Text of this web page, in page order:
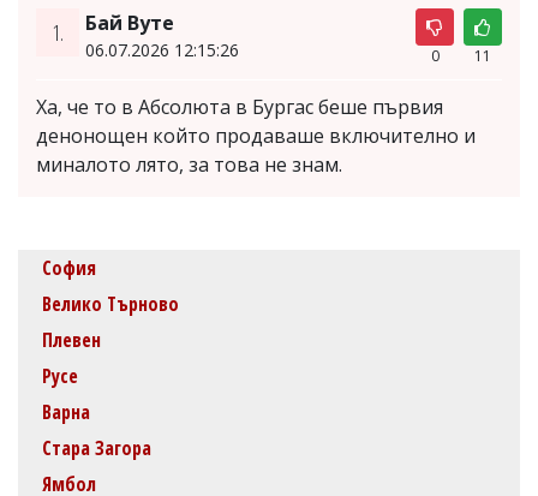
1. Бай Вуте
06.07.2026 12:15:26 0 11
Ха, че то в Абсолюта в Бургас беше първия
денонощен който продаваше включително и
миналото лято, за това не знам.
София
Велико Търново
Плевен
Русе
Варна
Стара Загора
Ямбол